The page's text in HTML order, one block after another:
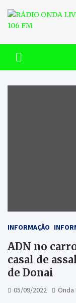
content
RÁDIO
FM
INFORMAÇÃO
ADN no
casal de
de Donai
05/09/2022 Onda